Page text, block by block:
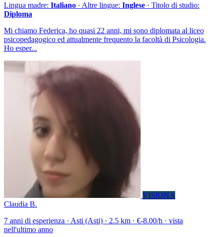
Lingua madre: Italiano · Altre lingue: Inglese · Titolo di studio:
Diploma
Mi chiamo Federica, ho quasi 22 anni, mi sono diplomata al liceo
psicopedagogico ed attualmente frequento la facoltà di Psicologia.
Ho esper...
VISIONA
Claudia B.
7 anni di esperienza · Asti (Asti) · 2.5 km · €-8.00/h · vista
nell'ultimo anno